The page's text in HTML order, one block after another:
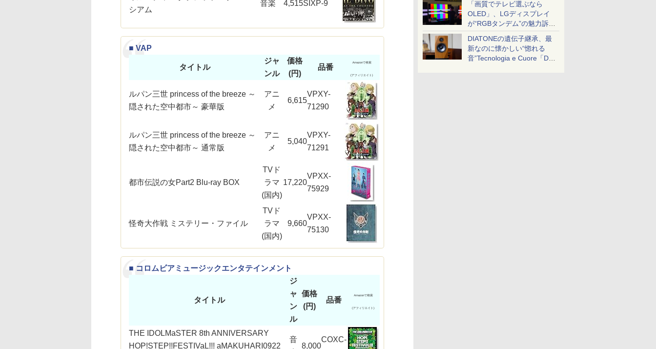
「画質でテレビ選ぶなら
OLED」、LGディスプレイ
が“RGBタンデム”の魅力訴
求。液晶とのガチ比較も
DIATONEの遺伝子継承、最
新なのに懐かしい“惚れる
音”Tecnologia e Cuore「DS-
シアム
音楽 4,515SIXP-9
■ VAP
タイトル
ジャ
ンル
価格
(円)
品番
Amazonで検索
(アフィリエイト)
ルパン三世 princess of the breeze ～
隠された空中都市～ 豪華版
アニ
メ
6,615
VPXY-
71290
ルパン三世 princess of the breeze ～
隠された空中都市～ 通常版
アニ
メ
5,040
VPXY-
71291
都市伝説の女Part2 Blu-ray BOX
TVド
ラマ
(国内)
17,220
VPXX-
75929
怪奇大作戦 ミステリー・ファイル
TVド
ラマ
(国内)
9,660
VPXX-
75130
■ コロムビアミュージックエンタテインメント
タイトル
ジ
ャ
ン
ル
価格
(円)
品番
Amazonで検索
(アフィリエイト)
THE IDOLMaSTER 8th ANNIVERSARY
HOP!STEP!!FESTIVaL!!! aMAKUHARI0922
音
8,000
COXC-